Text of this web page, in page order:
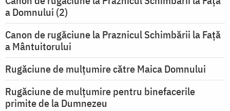
a Domnului (2)
Canon de rugăciune la Praznicul Schimbării la Față
a Mântuitorului
Rugăciune de mulţumire către Maica Domnului
Rugăciune de mulțumire pentru binefacerile
primite de la Dumnezeu